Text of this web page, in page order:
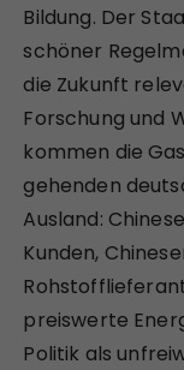
Bildung. Der
schöner
die Zukunft
Forschung und
kommen die
gehenden
Ausland:
Kunden,
preiswerte
Politik als